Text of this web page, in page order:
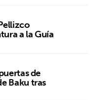
a la Guía
de
Baku tras